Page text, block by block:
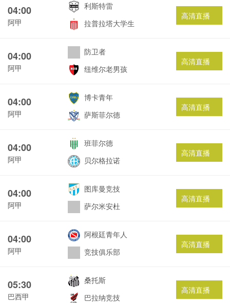
04:00
阿甲
利斯特雷
拉普拉塔大学生
高清直播
04:00
阿甲
防卫者
纽维尔老男孩
高清直播
04:00
阿甲
博卡青年
萨斯菲尔德
高清直播
04:00
阿甲
班菲尔德
贝尔格拉诺
高清直播
04:00
阿甲
图库曼竞技
萨尔米安杜
高清直播
04:00
阿甲
阿根廷青年人
竞技俱乐部
高清直播
05:30
巴西甲
桑托斯
巴拉纳竞技
高清直播